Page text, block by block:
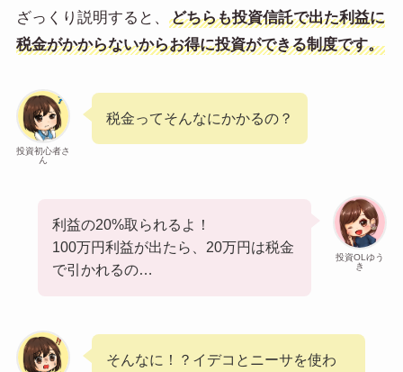
ざっくり説明すると、
どちらも投資信託で出た利益に
税金がかからないからお得に投資ができる制度です。
投資初心者さ
ん
税金ってそんなにかかるの？
投資OLゆう
き
利益の20%取られるよ！
100万円利益が出たら、20万円は税金
で引かれるの…
そんなに！？イデコとニーサを使わ